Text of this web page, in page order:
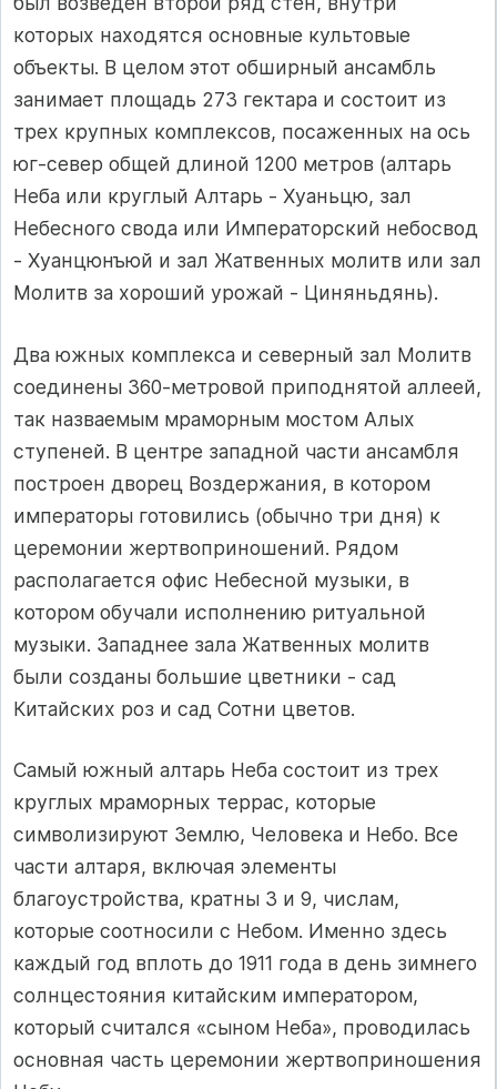
которых находятся основные культовые
объекты. В целом этот обширный ансамбль
занимает площадь 273 гектара и состоит из
трех крупных комплексов, посаженных на ось
юг-север общей длиной 1200 метров (алтарь
Неба или круглый Алтарь - Хуаньцю, зал
Небесного свода или Императорский небосвод
- Хуанцюнъюй и зал Жатвенных молитв или зал
Молитв за хороший урожай - Циняньдянь).
Два южных комплекса и северный зал Молитв
соединены 360-метровой приподнятой аллеей,
так назваемым мраморным мостом Алых
ступеней. В центре западной части ансамбля
построен дворец Воздержания, в котором
императоры готовились (обычно три дня) к
церемонии жертвоприношений. Рядом
располагается офис Небесной музыки, в
котором обучали исполнению ритуальной
музыки. Западнее зала Жатвенных молитв
были созданы большие цветники - сад
Китайских роз и сад Сотни цветов.
Самый южный алтарь Неба состоит из трех
круглых мраморных террас, которые
символизируют Землю, Человека и Небо. Все
части алтаря, включая элементы
благоустройства, кратны 3 и 9, числам,
которые соотносили с Небом. Именно здесь
каждый год вплоть до 1911 года в день зимнего
солнцестояния китайским императором,
который считался «сыном Неба», проводилась
основная часть церемонии жертвоприношения